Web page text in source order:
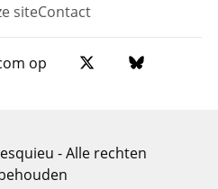
siteContact
op
- Alle rechten